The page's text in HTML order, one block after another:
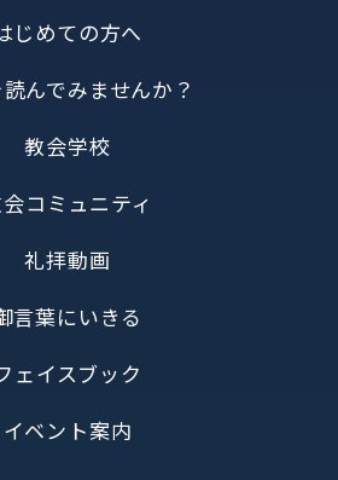
じめての方へ
んでみませんか？
教会学校
コミュニティ
礼拝動画
言葉にいきる
ェイスブック
イベント案内